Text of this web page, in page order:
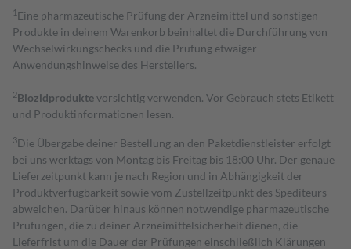
1 Eine pharmazeutische Prüfung der Arzneimittel und sonstigen
Produkte in deinem Warenkorb beinhaltet die Durchführung von
Wechselwirkungschecks und die Prüfung etwaiger
Anwendungshinweise des Herstellers.
2Biozidproduktevorsichtig verwenden. Vor Gebrauch stets Etikett
und Produktinformationen lesen.
3Die Übergabe deiner Bestellung an den Paketdienstleister erfolgt
bei uns werktags von Montag bis Freitag bis 18:00 Uhr. Der genaue
Lieferzeitpunkt kann je nach Region und in Abhängigkeit der
Produktverfügbarkeit sowie vom Zustellzeitpunkt des Spediteurs
abweichen. Darüber hinaus können notwendige pharmazeutische
Prüfungen, die zu deiner Arzneimittelsicherheit dienen, die
Lieferfrist um die Dauer der Prüfungen einschließlich Klärungen